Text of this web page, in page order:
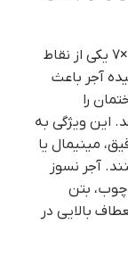
، ابعاد ۳۲×۷ یکی از نقاط
آجر باعث
را
این ویژگی به
مینیمال یا
آجر نسوز
چوب، بتن
بالایی در